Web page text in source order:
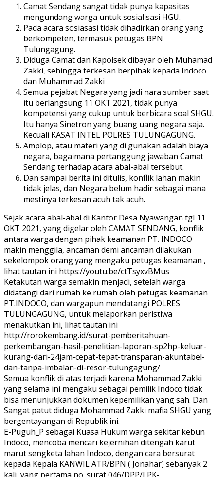
Camat Sendang sangat tidak punya kapasitas
mengundang warga untuk sosialisasi HGU.
Pada acara sosiasasi tidak dihadirkan orang yang
berkompeten, termasuk petugas BPN
Tulungagung.
Diduga Camat dan Kapolsek dibayar oleh Muhamad
Zakki, sehingga terkesan berpihak kepada Indoco
dan Muhammad Zakki
Semua pejabat Negara yang jadi nara sumber saat
itu berlangsung 11 OKT 2021, tidak punya
kompetensi yang cukup untuk berbicara soal SHGU.
Itu hanya Sinetron yang buang uang negara saja.
Kecuali KASAT INTEL POLRES TULUNGAGUNG.
Amplop, atau materi yang di gunakan adalah biaya
negara, bagaimana pertanggung jawaban Camat
Sendang terhadap acara abal-abal tersebut.
Dan sampai berita ini ditulis, konflik lahan makin
tidak jelas, dan Negara belum hadir sebagai mana
mestinya terkesan acuh tak acuh.
Sejak acara abal-abal di Kantor Desa Nyawangan tgl 11
OKT 2021, yang digelar oleh CAMAT SENDANG, konflik
antara warga dengan pihak keamanan PT. INDOCO
makin menggila, ancaman demi ancaman dilakukan
sekelompok orang yang mengaku petugas keamanan ,
lihat tautan ini https://youtu.be/ctTsyxvBMus
Ketakutan warga semakin menjadi, setelah warga
didatangi dari rumah ke rumah oleh petugas keamanan
PT.INDOCO, dan wargapun mendatangi POLRES
TULUNGAGUNG, untuk melaporkan peristiwa
menakutkan ini, lihat tautan ini
http://rorokembang.id/surat-pemberitahuan-
perkembangan-hasil-penelitian-laporan-sp2hp-keluar-
kurang-dari-24jam-cepat-tepat-transparan-akuntabel-
dan-tanpa-imbalan-di-resor-tulungagung/
Semua konflik di atas terjadi karena Mohammad Zakki
yang selama ini mengaku sebagai pemilik Indoco tidak
bisa menunjukkan dokumen kepemilikan yang sah. Dan
Sangat patut diduga Mohammad Zakki mafia SHGU yang
bergentayangan di Republik ini.
E-Puguh_P sebagai Kuasa Hukum warga sekitar kebun
Indoco, mencoba mencari kejernihan ditengah karut
marut sengketa lahan Indoco, dengan cara bersurat
kepada Kepala KANWIL ATR/BPN ( Jonahar) sebanyak 2
kali, yang pertama no. surat 046/DPP/LPK-